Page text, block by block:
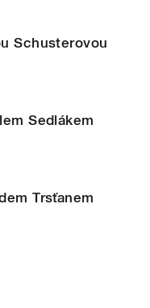
Schusterovou
Sedlákem
Trsťanem